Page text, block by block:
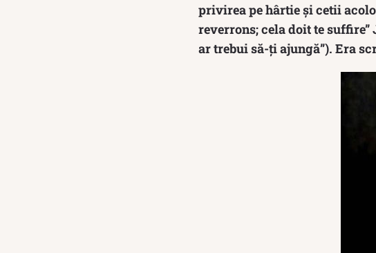
privirea pe hârtie și cetii acolo
reverrons; cela doit te suffire”
ar trebui să-ți ajungă”). Era